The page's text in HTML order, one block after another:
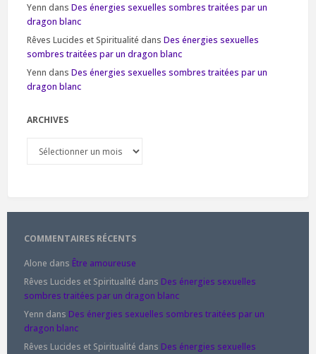
Yenn dans Des énergies sexuelles sombres traitées par un
dragon blanc
Rêves Lucides et Spiritualité dans Des énergies sexuelles
sombres traitées par un dragon blanc
Yenn dans Des énergies sexuelles sombres traitées par un
dragon blanc
ARCHIVES
COMMENTAIRES RÉCENTS
Alone dans Être amoureuse
Rêves Lucides et Spiritualité dans Des énergies sexuelles
sombres traitées par un dragon blanc
Yenn dans Des énergies sexuelles sombres traitées par un
dragon blanc
Rêves Lucides et Spiritualité dans Des énergies sexuelles